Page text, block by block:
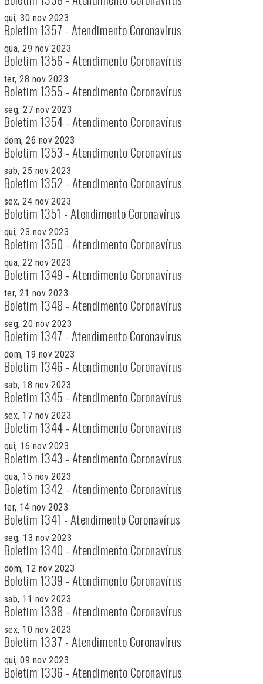
qui, 30 nov 2023
Boletim 1357 - Atendimento Coronavírus
qua, 29 nov 2023
Boletim 1356 - Atendimento Coronavírus
ter, 28 nov 2023
Boletim 1355 - Atendimento Coronavírus
seg, 27 nov 2023
Boletim 1354 - Atendimento Coronavírus
dom, 26 nov 2023
Boletim 1353 - Atendimento Coronavírus
sab, 25 nov 2023
Boletim 1352 - Atendimento Coronavírus
sex, 24 nov 2023
Boletim 1351 - Atendimento Coronavírus
qui, 23 nov 2023
Boletim 1350 - Atendimento Coronavírus
qua, 22 nov 2023
Boletim 1349 - Atendimento Coronavírus
ter, 21 nov 2023
Boletim 1348 - Atendimento Coronavírus
seg, 20 nov 2023
Boletim 1347 - Atendimento Coronavírus
dom, 19 nov 2023
Boletim 1346 - Atendimento Coronavírus
sab, 18 nov 2023
Boletim 1345 - Atendimento Coronavírus
sex, 17 nov 2023
Boletim 1344 - Atendimento Coronavírus
qui, 16 nov 2023
Boletim 1343 - Atendimento Coronavírus
qua, 15 nov 2023
Boletim 1342 - Atendimento Coronavírus
ter, 14 nov 2023
Boletim 1341 - Atendimento Coronavírus
seg, 13 nov 2023
Boletim 1340 - Atendimento Coronavírus
dom, 12 nov 2023
Boletim 1339 - Atendimento Coronavírus
sab, 11 nov 2023
Boletim 1338 - Atendimento Coronavírus
sex, 10 nov 2023
Boletim 1337 - Atendimento Coronavírus
qui, 09 nov 2023
Boletim 1336 - Atendimento Coronavírus